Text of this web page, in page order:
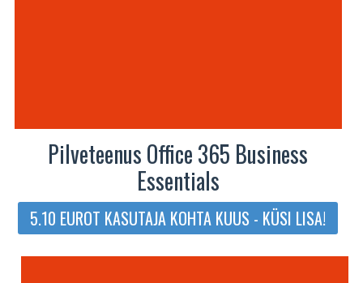
Pilveteenus Office 365 Business
Essentials
5.10 EUROT KASUTAJA KOHTA KUUS - KÜSI LISA!